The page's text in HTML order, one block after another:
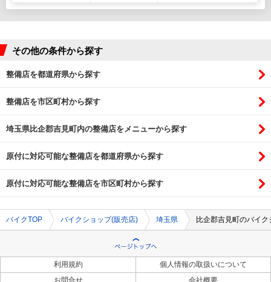
その他の条件から探す
整備店を都道府県から探す
整備店を市区町村から探す
埼玉県比企郡吉見町内の整備店をメニューから探す
原付に対応可能な整備店を都道府県から探す
原付に対応可能な整備店を市区町村から探す
バイクTOP バイクショップ(販売店) 埼玉県 比企郡吉見町のバイ
利用規約
個人情報の取扱いについて